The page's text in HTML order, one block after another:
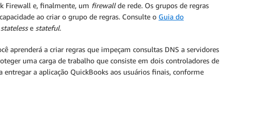
Firewall e, finalmente, um firewallde rede. Os grupos de regras
ao criar o grupo de regras. Consulte o Guia do
statelesse stateful.
aprenderá a criar regras que impeçam consultas DNS a servidores
uma carga de trabalho que consiste em dois controladores de
entregar a aplicação QuickBooks aos usuários finais, conforme